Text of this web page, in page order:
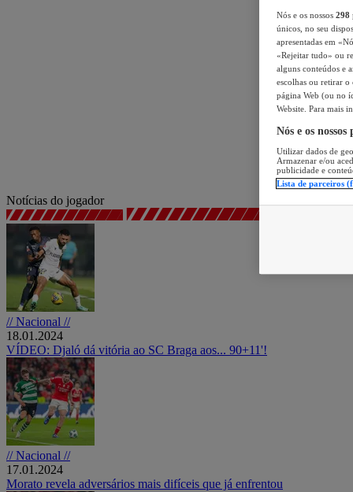
Notícias do jogador
// Nacional //
18.01.2024
VÍDEO: Djaló dá vitória ao SC Braga aos... 90+11'!
// Nacional //
17.01.2024
Morato revela adversários mais difíceis que já enfrentou
Nós e os nossos 298
únicos, no seu
apresentadas em
«Rejeitar tudo» ou
alguns conteúdos e
escolhas ou retirar
página Web (ou no
Website. Para mais
Nós e os
Utilizar dados de
Armazenar e/ou
publicidade e
Lista de parceiros